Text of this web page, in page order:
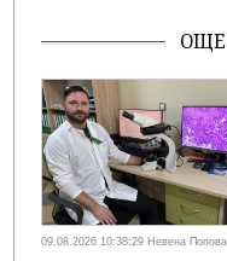
09.08.2026 10:38:29 Невена Попова